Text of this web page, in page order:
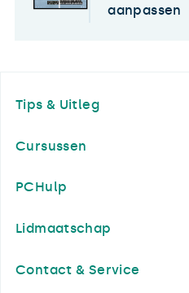
aanpassen
Tips & Uitleg
Cursussen
PCHulp
Lidmaatschap
Contact & Service